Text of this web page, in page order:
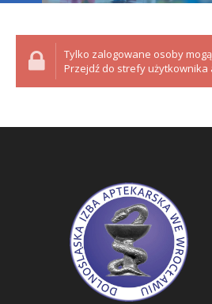
Tylko zalogowane osoby
Przejdź do strefy użytkownika